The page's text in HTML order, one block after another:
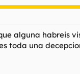
alguna habreis
toda una